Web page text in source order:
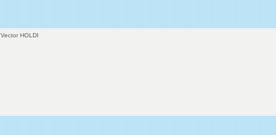
Vector HOLDI